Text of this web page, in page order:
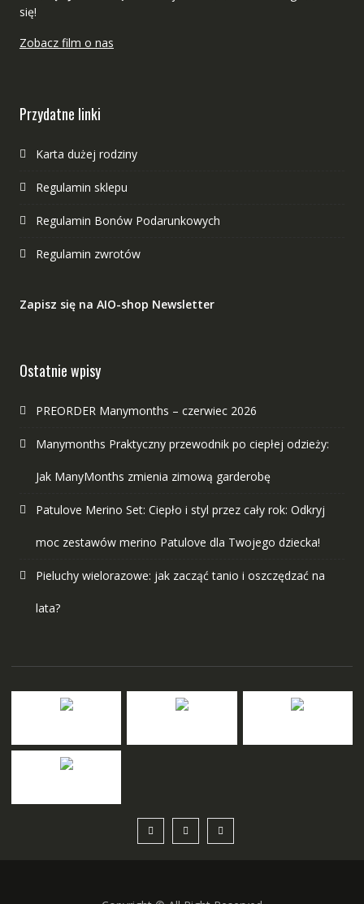
się!
Zobacz film o nas
Przydatne linki
Karta dużej rodziny
Regulamin sklepu
Regulamin Bonów Podarunkowych
Regulamin zwrotów
Zapisz się na AIO-shop Newsletter
Ostatnie wpisy
PREORDER Manymonths – czerwiec 2026
Manymonths Praktyczny przewodnik po ciepłej odzieży:
Jak ManyMonths zmienia zimową garderobę
Patulove Merino Set: Ciepło i styl przez cały rok: Odkryj
moc zestawów merino Patulove dla Twojego dziecka!
Pieluchy wielorazowe: jak zacząć tanio i oszczędzać na
lata?